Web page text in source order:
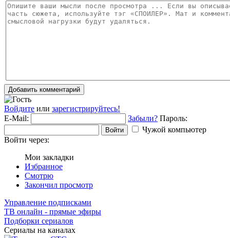
Добавить комментарий
Войдите или зарегистрируйтесь!
E-Mail:
Забыли? Пароль:
Войти
Чужой компьютер
Войти через:
Мои закладки
Избранное
Смотрю
Закончил просмотр
Управление подписками
ТВ онлайн - прямые эфиры
Подборки сериалов
Сериалы на каналах